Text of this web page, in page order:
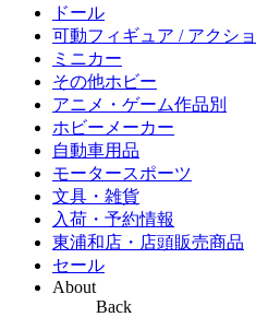
ドール
可動フィギュア / アクシ
ミニカー
その他ホビー
アニメ・ゲーム作品別
ホビーメーカー
自動車用品
モータースポーツ
文具・雑貨
入荷・予約情報
東浦和店・店頭販売商品
セール
About
Back